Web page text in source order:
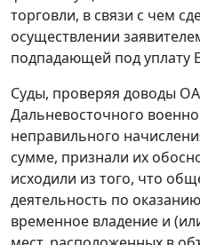
торговли, в связи с чем
осуществлении
подпадающей под уплату
Суды, проверяя доводы
Дальневосточного
неправильного
сумме, признали их
исходили из того, что
деятельность по
временное владение и